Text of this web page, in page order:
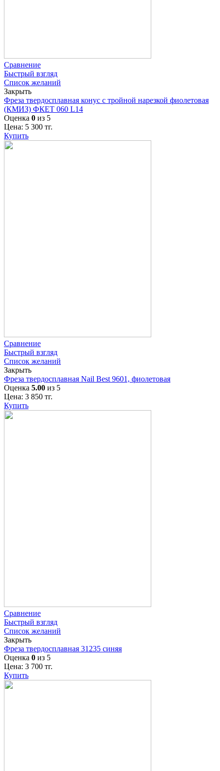
Сравнение
Быстрый взгляд
Список желаний
Закрыть
Фреза твердосплавная конус с тройной нарезкой фиолетовая
(КМИЗ) ФКЕТ 060 L14
Оценка 0 из 5
Цена: 5 300 тг.
Купить
Сравнение
Быстрый взгляд
Список желаний
Закрыть
Фреза твердосплавная Nail Best 9601, фиолетовая
Оценка 5.00 из 5
Цена: 3 850 тг.
Купить
Сравнение
Быстрый взгляд
Список желаний
Закрыть
Фреза твердосплавная 31235 синяя
Оценка 0 из 5
Цена: 3 700 тг.
Купить